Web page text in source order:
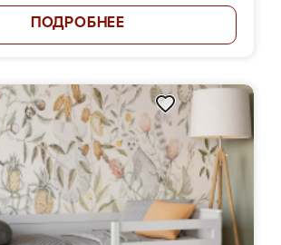
ПОДРОБНЕЕ